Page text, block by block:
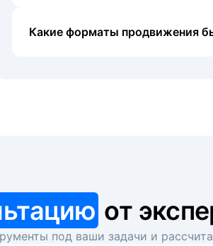
Какие форматы продвижения
от
под ваши задачи и